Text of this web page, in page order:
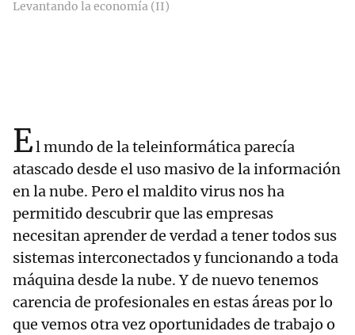
Levantando la economía (II)
El mundo de la teleinformática parecía
atascado desde el uso masivo de la información
en la nube. Pero el maldito virus nos ha
permitido descubrir que las empresas
necesitan aprender de verdad a tener todos sus
sistemas interconectados y funcionando a toda
máquina desde la nube. Y de nuevo tenemos
carencia de profesionales en estas áreas por lo
que vemos otra vez oportunidades de trabajo o